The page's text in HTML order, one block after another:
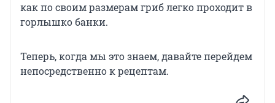
как по своим размерам гриб легко проходит в
горлышко банки.
Теперь, когда мы это знаем, давайте перейдем
непосредственно к рецептам.